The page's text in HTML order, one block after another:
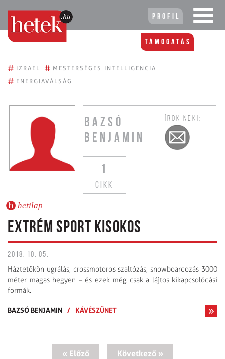
Profil
Támogatás
# IZRAEL # MESTERSÉGES INTELLIGENCIA
# ENERGIAVÁLSÁG
BAZSÓ
BENJAMIN
ÍROK NEKI:
1
CIKK
hetilap
EXTRÉM SPORT KISOKOS
2018. 10. 05.
Háztetőkön ugrálás, crossmotoros szaltózás, snowboardozás 3000
méter magas hegyen – és ezek még csak a lájtos kikapcsolódási
formák.
BAZSÓ BENJAMIN / KÁVÉSZÜNET
« Előző Következő »